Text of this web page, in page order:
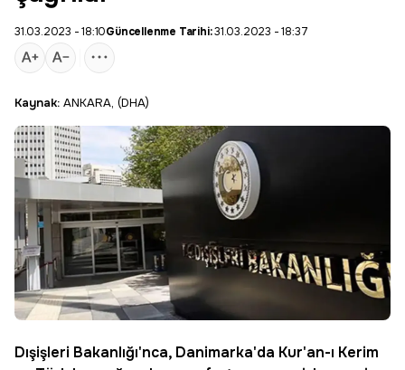
31.03.2023 - 18:10Güncellenme Tarihi:31.03.2023 - 18:37
Kaynak: ANKARA, (DHA)
Dışişleri Bakanlığı'nca, Danimarka'da Kur'an-ı Kerim